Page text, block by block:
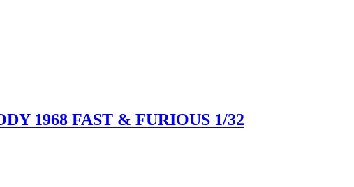
1968 FAST & FURIOUS 1/32